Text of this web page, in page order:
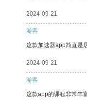
2024-09-21
游客
这款加速器app简直是
2024-09-21
游客
这款app的课程非常丰